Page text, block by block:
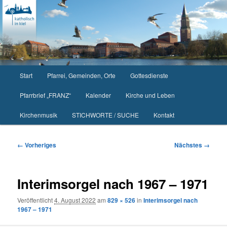
Zum
primären
Inhalt
springen
Start Pfarrei, Gemeinden, Orte Gottesdienste
Pfarrbrief „FRANZ“ Kalender Kirche und Leben
Kirchenmusik STICHWORTE / SUCHE Kontakt
Bilder-
← Vorheriges Nächstes →
Interimsorgel nach 1967 – 1971
Veröffentlicht4. August 2022 am829 × 526inInterimsorgel nach
1967 – 1971